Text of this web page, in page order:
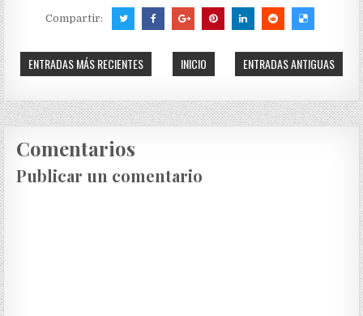
Compartir:
ENTRADAS MÁS RECIENTES ENTRADAS ANTIGUAS
INICIO
Comentarios
Publicar un comentario